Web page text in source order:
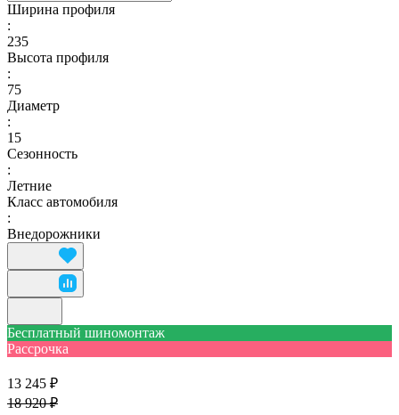
Ширина профиля
:
235
Высота профиля
:
75
Диаметр
:
15
Сезонность
:
Летние
Класс автомобиля
:
Внедорожники
Бесплатный шиномонтаж
Рассрочка
13 245 ₽
18 920 ₽